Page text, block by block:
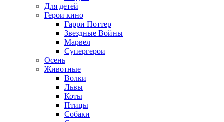
Для детей
Герои кино
Гарри Поттер
Звездные Войны
Марвел
Супергерои
Осень
Животные
Волки
Львы
Коты
Птицы
Собаки